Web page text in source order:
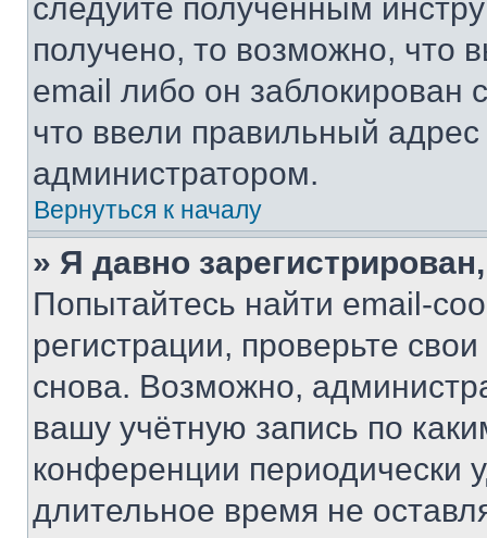
следуйте полученным
получено, то возможно, что
email либо он
что ввели правильный адрес
администратором.
Вернуться к началу
» Я давно
Попытайтесь найти email-
регистрации, проверьте
снова. Возможно,
вашу учётную запись по
конференции периодически
длительное время не